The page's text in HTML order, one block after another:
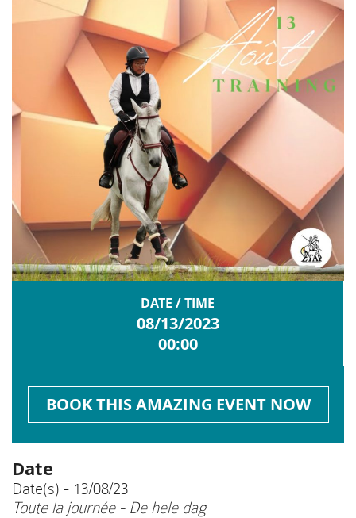
DATE / TIME
08/13/2023
00:00
BOOK THIS AMAZING EVENT NOW
Date
Date(s) - 13/08/23
Toute la journée - De hele dag